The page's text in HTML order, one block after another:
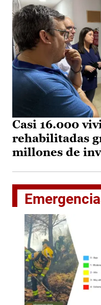
Casi 16.000
rehabilitadas
millones de